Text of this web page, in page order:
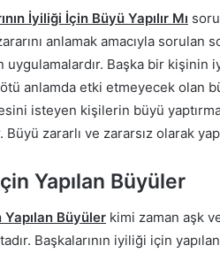
İyiliği İçin Büyü Yapılır Mı
anlamak amacıyla sorulan
uygulamalardır. Başka bir
anlamda etki etmeyecek olan
isteyen kişilerin büyü
zararlı ve zararsız olarak
Yapılan Büyüler
Büyüler kimi zaman aşk
Başkalarının iyiliği için